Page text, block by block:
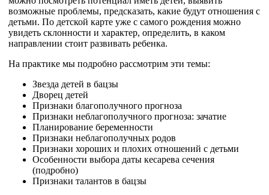
возможные проблемы, предсказать, какие будут отношения с
детьми. По детской карте уже с самого рождения можно
увидеть склонности и характер, определить, в каком
направлении стоит развивать ребенка.
На практике мы подробно рассмотрим эти темы:
Звезда детей в бацзы
Дворец детей
Признаки благополучного прогноза
Признаки неблагополучного прогноза: зачатие
Планирование беременности
Признаки неблагополучных родов
Признаки хороших и плохих отношений с детьми
Особенности выбора даты кесарева сечения
(подробно)
Признаки талантов в бацзы